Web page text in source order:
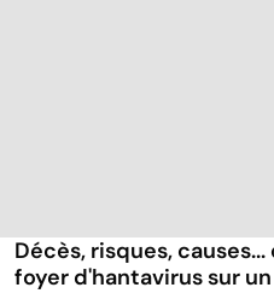
Décès, risques,
foyer d'hantavirus sur